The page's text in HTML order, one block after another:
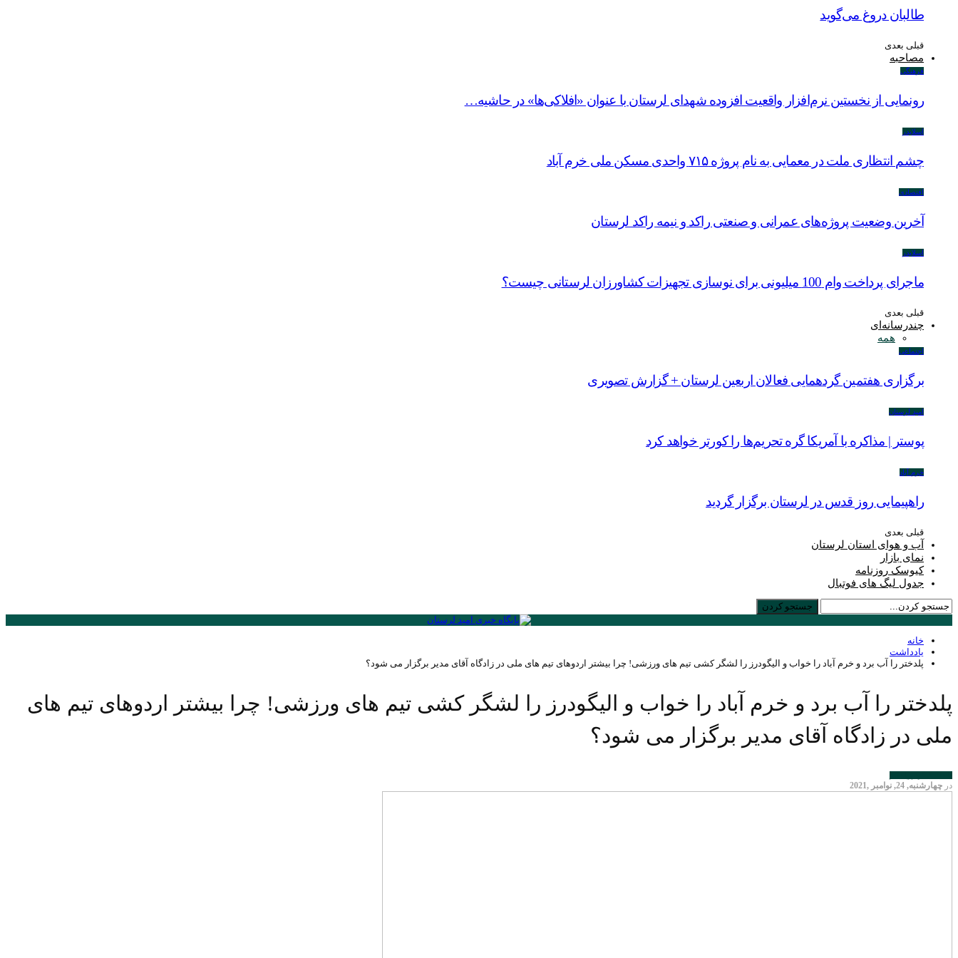
طالبان دروغ می‌گوید
قبلی بعدی
مصاحبه
فرهنگی
رونمایی از نخستین نرم‌افزار واقعیت افزوده شهدای لرستان با عنوان «افلاکی‌ها» در حاشیه…
اسلایدر
چشم انتظاری ملت در معمایی به نام پروژه ۷۱۵ واحدی مسکن ملی خرم آباد
اقتصادی
آخرین وضعیت پروژه‌های عمرانی و صنعتی راکد و نیمه راکد لرستان
اسلایدر
ماجرای پرداخت وام 100 میلیونی برای نوسازی تجهیزات کشاورزان لرستانی چیست؟
قبلی بعدی
چندرسانه‌ای
همه
اجتماعی
برگزاری هفتمین گردهمایی فعالان اربعین لرستان + گزارش تصویری
امید لرستان
پوستر | مذاکره با آمریکا گره تحریم‌ها را کورتر خواهد کرد
خرم آباد
راهپیمایی روز قدس در لرستان برگزار گردید
قبلی بعدی
آب و هوای استان لرستان
نمای بازار
کیوسک روزنامه
جدول لیگ های فوتبال
خانه
یادداشت
پلدختر را آب برد و خرم آباد را خواب و الیگودرز را لشگر کشی تیم های ورزشی! چرا بیشتر اردوهای تیم های ملی در زادگاه آقای مدیر برگزار می شود؟
پلدختر را آب برد و خرم آباد را خواب و الیگودرز را لشگر کشی تیم های ورزشی! چرا بیشتر اردوهای تیم های
ملی در زادگاه آقای مدیر برگزار می شود؟
در چهارشنبه, 24, نوامبر ,2021